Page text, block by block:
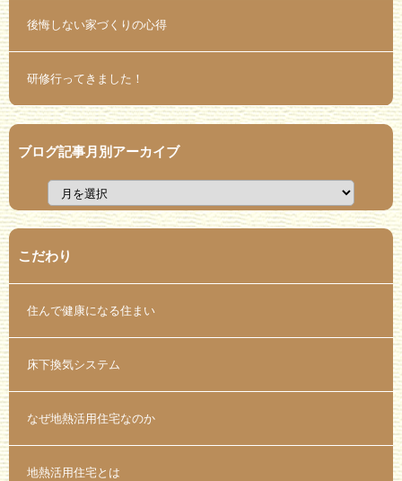
後悔しない家づくりの心得
研修行ってきました！
ブログ記事月別アーカイブ
こだわり
住んで健康になる住まい
床下換気システム
なぜ地熱活用住宅なのか
地熱活用住宅とは